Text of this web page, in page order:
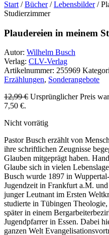
Start /Bücher/Lebensbilder/
Studierzimmer
Plaudereien in meinem
Autor: Wilhelm Busch
Verlag: CLV-Verlag
Artikelnummer: 255969
Erzählungen, Sonderangebote
12,99€ Ursprünglicher Preis
7,50 €.
Nicht vorrätig
Pastor Busch erzählt von
ihre schriftlichen Zeugnisse
Glauben mitgeprägt haben.
Glaube sich in vielen
Busch wurde 1897 in
Jugendzeit in Frankfurt a.M.
junger Leutnant im Ersten
studierte in Tübingen
später in einem
Jugendpfarrer in Essen. Dabei
ganzen Welt